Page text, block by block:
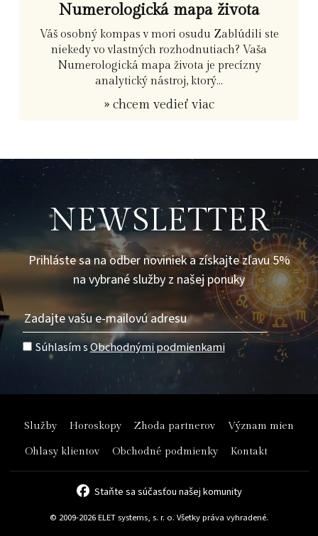
Numerologická mapa života
Váš osobný kompas v mori osudu Zablúdili ste
niekedy vo vlastných rozhodnutiach? Vaša
Numerologická mapa života je precízny
analytický nástroj, ktorý...
» chcem vedieť viac
NEWSLETTER
Prihláste sa na odber noviniek a získajte zľavu 5%
na vybrané služby z našej ponuky
Súhlasím sObchodnými podmienkami
Služby Horoskopy Zhoda partnerov Význam mien
Ohlasy klientov Obchodné podmienky Kontakt
Staňte sa súčasťou našej komunity
© 2009-2026 ELET systems, s. r. o. Všetky práva vyhradené.